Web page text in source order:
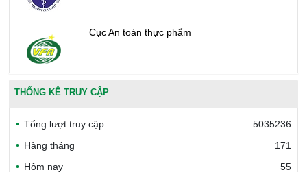
Cục An toàn thực phẩm
Văn phòng công nhận chất lượng
THỐNG KÊ TRUY CẬP
Tổng lượt truy cập
5035236
Hàng tháng
171
Hôm nay
55